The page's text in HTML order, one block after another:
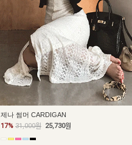
제나 썸머 CARDIGAN
17% 31,000원 25,730원